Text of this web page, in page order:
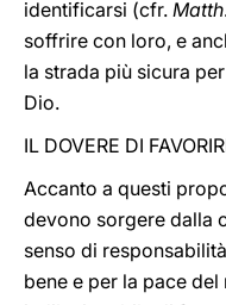
identificarsi (cfr. Matth
soffrire con loro, e
la strada più sicura
Dio.
IL DOVERE DI
Accanto a questi
devono sorgere dalla
senso di
bene e per la pace